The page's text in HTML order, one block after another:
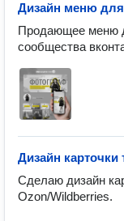
Дизайн меню для
Продающее меню
сообщества
Дизайн карточки
Сделаю дизайн
Ozon/Wildberries.